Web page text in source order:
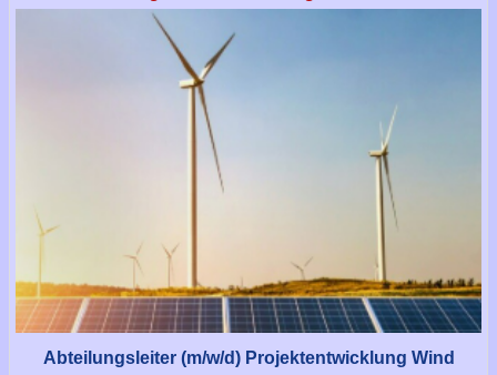
Abteilungsleiter (m/w/d) Projektentwicklung Wind